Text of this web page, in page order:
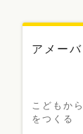
アメー
こどもか
をつくる